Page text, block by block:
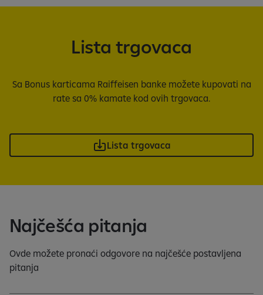
Lista trgovaca
Sa Bonus karticama Raiffeisen banke možete kupovati na
rate sa 0% kamate kod ovih trgovaca.
Lista trgovaca
Najčešća pitanja
Ovde možete pronaći odgovore na najčešće postavljena
pitanja